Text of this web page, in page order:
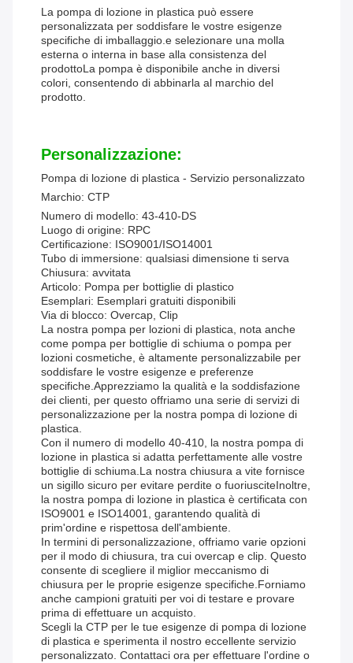
La pompa di lozione in plastica può essere
personalizzata per soddisfare le vostre esigenze
specifiche di imballaggio.e selezionare una molla
esterna o interna in base alla consistenza del
prodottoLa pompa è disponibile anche in diversi
colori, consentendo di abbinarla al marchio del
prodotto.
Personalizzazione:
Pompa di lozione di plastica - Servizio personalizzato
Marchio: CTP
Numero di modello: 43-410-DS
Luogo di origine: RPC
Certificazione: ISO9001/ISO14001
Tubo di immersione: qualsiasi dimensione ti serva
Chiusura: avvitata
Articolo: Pompa per bottiglie di plastico
Esemplari: Esemplari gratuiti disponibili
Via di blocco: Overcap, Clip
La nostra pompa per lozioni di plastica, nota anche
come pompa per bottiglie di schiuma o pompa per
lozioni cosmetiche, è altamente personalizzabile per
soddisfare le vostre esigenze e preferenze
specifiche.Apprezziamo la qualità e la soddisfazione
dei clienti, per questo offriamo una serie di servizi di
personalizzazione per la nostra pompa di lozione di
plastica.
Con il numero di modello 40-410, la nostra pompa di
lozione in plastica si adatta perfettamente alle vostre
bottiglie di schiuma.La nostra chiusura a vite fornisce
un sigillo sicuro per evitare perdite o fuoriusciteInoltre,
la nostra pompa di lozione in plastica è certificata con
ISO9001 e ISO14001, garantendo qualità di
prim'ordine e rispettosa dell'ambiente.
In termini di personalizzazione, offriamo varie opzioni
per il modo di chiusura, tra cui overcap e clip. Questo
consente di scegliere il miglior meccanismo di
chiusura per le proprie esigenze specifiche.Forniamo
anche campioni gratuiti per voi di testare e provare
prima di effettuare un acquisto.
Scegli la CTP per le tue esigenze di pompa di lozione
di plastica e sperimenta il nostro eccellente servizio
personalizzato. Contattaci ora per effettuare l'ordine o